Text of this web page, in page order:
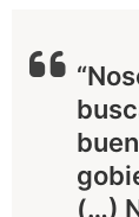
(…)